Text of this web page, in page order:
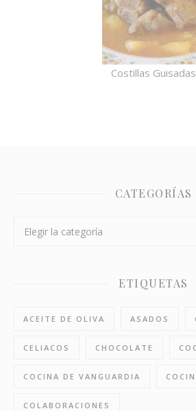
Costillas Guisadas
CATEGORÍAS
ETIQUETAS
ACEITE DE OLIVA ASADOS
CELIACOS CHOCOLATE
COCINA DE VANGUARDIA
COLABORACIONES